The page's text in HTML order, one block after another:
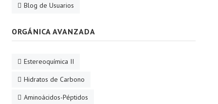
Blog de Usuarios
ORGÁNICA AVANZADA
Estereoquímica II
Hidratos de Carbono
Aminoácidos-Péptidos